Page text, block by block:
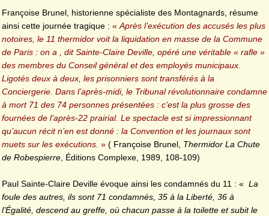
Françoise Brunel, historienne spécialiste des Montagnards, résume
ainsi cette journée tragique : «Après l’exécution des accusés les plus
notoires, le 11 thermidor voit la liquidation en masse de la Commune
de Paris : on a , dit Sainte-Claire Deville, opéré une véritable « rafle »
des membres du Conseil général et des employés municipaux.
Ligotés deux à deux, les prisonniers sont transférés à la
Conciergerie. Dans l’après-midi, le Tribunal révolutionnaire condamne
à mort 71 des 74 personnes présentées : c’est la plus grosse des
fournées de l’après-22 prairial. Le spectacle est si impressionnant
qu’aucun récit n’en est donné : la Convention et les journaux sont
muets sur les exécutions. » ( Françoise Brunel, Thermidor La Chute
de Robespierre, Éditions Complexe, 1989, 108-109)
Paul Sainte-Claire Deville évoque ainsi les condamnés du 11 : « La
foule des autres, ils sont 71 condamnés, 35 à la Liberté, 36 à
l’Égalité, descend au greffe, où chacun passe à la toilette et subit le